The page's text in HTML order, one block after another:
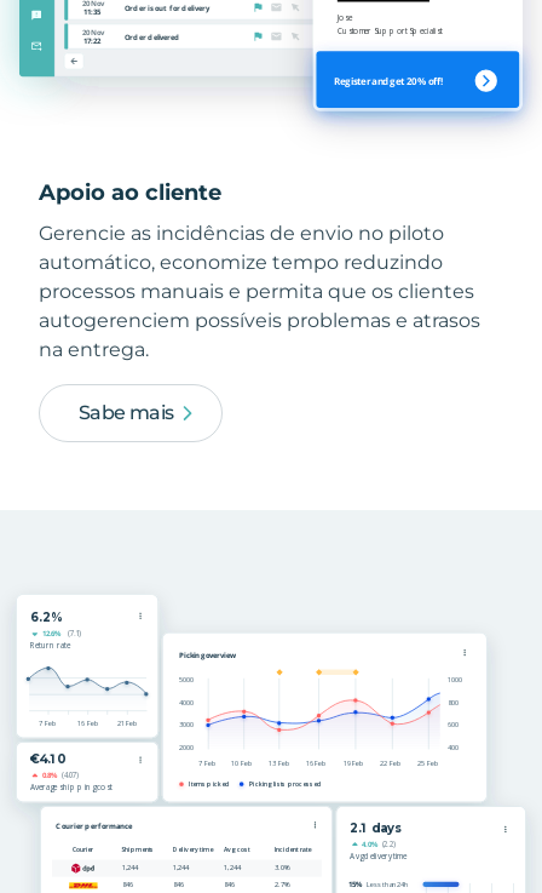
Apoio ao cliente
Gerencie as incidências de envio no piloto
automático, economize tempo reduzindo
processos manuais e permita que os clientes
autogerenciem possíveis problemas e atrasos
na entrega.
Sabe mais